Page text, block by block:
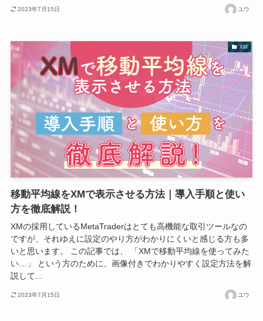
2023年7月15日 ユウ
XM
移動平均線をXMで表示させる方法｜導入手順と使い
方を徹底解説！
XMの採用しているMetaTraderはとても高機能な取引ツールなの
ですが、それゆえに設定のやり方がわかりにくいと感じる方も多
いと思います。 この記事では、 「XMで移動平均線を使ってみた
い…」 という方のために、画像付きでわかりやすく設定方法を解
説して...
2023年7月15日 ユウ